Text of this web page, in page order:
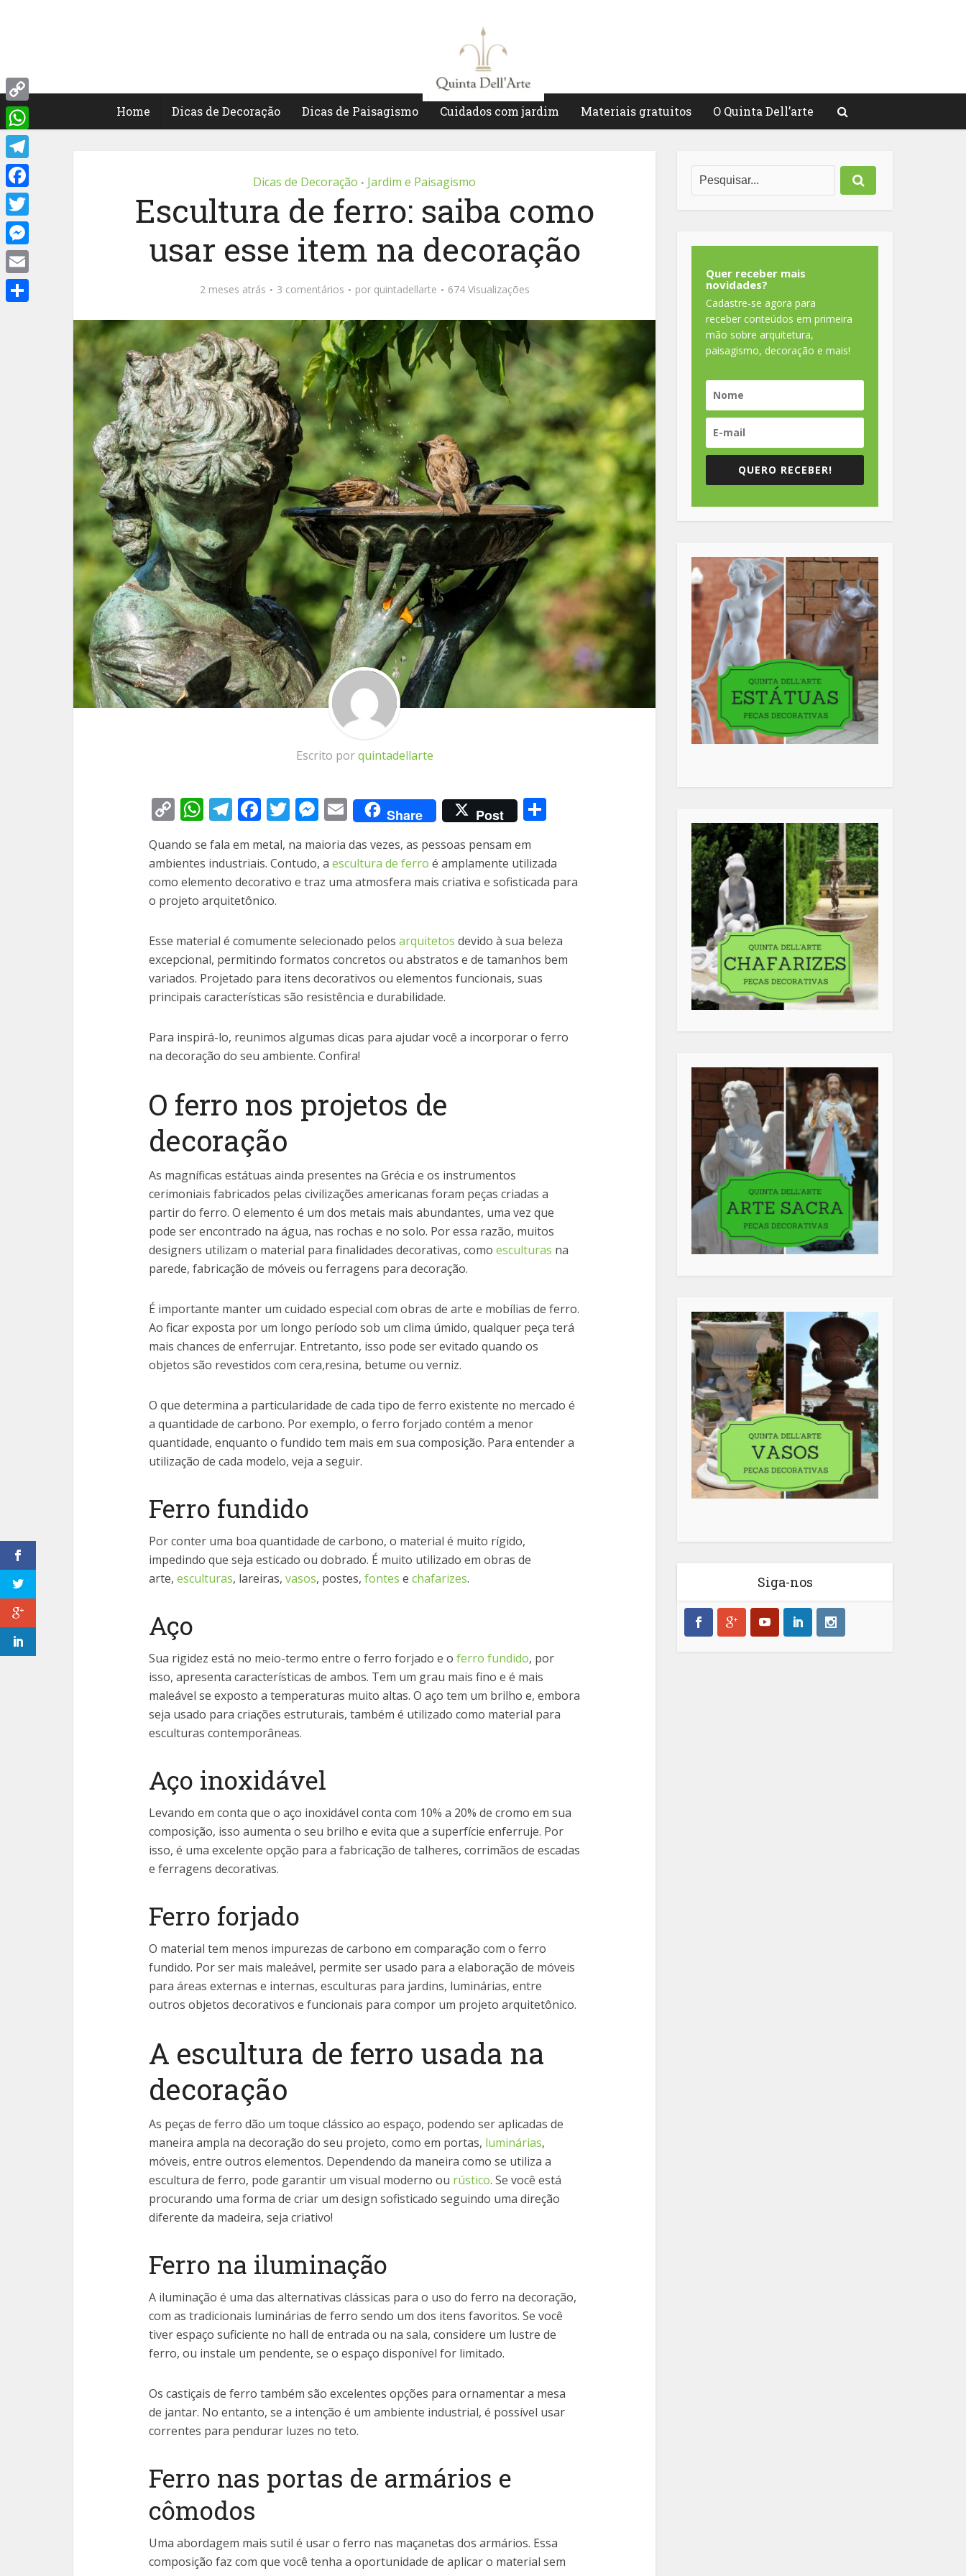
Home Dicas de Decoração Dicas de Paisagismo Cuidados com jardim Materiais gratuitos O Quinta Dell’arte
Dicas de Decoração • Jardim e Paisagismo
Escultura de ferro: saiba como
usar esse item na decoração
2 meses atrás 3 comentários por quintadellarte 674 Visualizações
Escrito porquintadellarte
Copy
Link
WhatsApp
Telegram
Facebook
Twitter
Messenger
EmailShare Post
Quando se fala em metal, na maioria das vezes, as pessoas pensam em
ambientes industriais. Contudo, a escultura de ferro é amplamente utilizada
como elemento decorativo e traz uma atmosfera mais criativa e sofisticada para
o projeto arquitetônico.
Esse material é comumente selecionado pelos arquitetos devido à sua beleza
excepcional, permitindo formatos concretos ou abstratos e de tamanhos bem
variados. Projetado para itens decorativos ou elementos funcionais, suas
principais características são resistência e durabilidade.
Para inspirá-lo, reunimos algumas dicas para ajudar você a incorporar o ferro
na decoração do seu ambiente. Confira!
O ferro nos projetos de
decoração
As magníficas estátuas ainda presentes na Grécia e os instrumentos
cerimoniais fabricados pelas civilizações americanas foram peças criadas a
partir do ferro. O elemento é um dos metais mais abundantes, uma vez que
pode ser encontrado na água, nas rochas e no solo. Por essa razão, muitos
designers utilizam o material para finalidades decorativas, como esculturas na
parede, fabricação de móveis ou ferragens para decoração.
É importante manter um cuidado especial com obras de arte e mobílias de ferro.
Ao ficar exposta por um longo período sob um clima úmido, qualquer peça terá
mais chances de enferrujar. Entretanto, isso pode ser evitado quando os
objetos são revestidos com cera,resina, betume ou verniz.
O que determina a particularidade de cada tipo de ferro existente no mercado é
a quantidade de carbono. Por exemplo, o ferro forjado contém a menor
quantidade, enquanto o fundido tem mais em sua composição. Para entender a
utilização de cada modelo, veja a seguir.
Ferro fundido
Por conter uma boa quantidade de carbono, o material é muito rígido,
impedindo que seja esticado ou dobrado. É muito utilizado em obras de
arte, esculturas, lareiras, vasos, postes, fontes e chafarizes.
Aço
Sua rigidez está no meio-termo entre o ferro forjado e o ferro fundido, por
isso, apresenta características de ambos. Tem um grau mais fino e é mais
maleável se exposto a temperaturas muito altas. O aço tem um brilho e, embora
seja usado para criações estruturais, também é utilizado como material para
esculturas contemporâneas.
Aço inoxidável
Levando em conta que o aço inoxidável conta com 10% a 20% de cromo em sua
composição, isso aumenta o seu brilho e evita que a superfície enferruje. Por
isso, é uma excelente opção para a fabricação de talheres, corrimãos de escadas
e ferragens decorativas.
Ferro forjado
O material tem menos impurezas de carbono em comparação com o ferro
fundido. Por ser mais maleável, permite ser usado para a elaboração de móveis
para áreas externas e internas, esculturas para jardins, luminárias, entre
outros objetos decorativos e funcionais para compor um projeto arquitetônico.
A escultura de ferro usada na
decoração
As peças de ferro dão um toque clássico ao espaço, podendo ser aplicadas de
maneira ampla na decoração do seu projeto, como em portas, luminárias,
móveis, entre outros elementos. Dependendo da maneira como se utiliza a
escultura de ferro, pode garantir um visual moderno ou rústico. Se você está
procurando uma forma de criar um design sofisticado seguindo uma direção
diferente da madeira, seja criativo!
Ferro na iluminação
A iluminação é uma das alternativas clássicas para o uso do ferro na decoração,
com as tradicionais luminárias de ferro sendo um dos itens favoritos. Se você
tiver espaço suficiente no hall de entrada ou na sala, considere um lustre de
ferro, ou instale um pendente, se o espaço disponível for limitado.
Os castiçais de ferro também são excelentes opções para ornamentar a mesa
de jantar. No entanto, se a intenção é um ambiente industrial, é possível usar
correntes para pendurar luzes no teto.
Ferro nas portas de armários e
cômodos
Uma abordagem mais sutil é usar o ferro nas maçanetas dos armários. Essa
composição faz com que você tenha a oportunidade de aplicar o material sem
Quer receber mais
novidades?
Cadastre-se agora para
receber conteúdos em primeira
mão sobre arquitetura,
paisagismo, decoração e mais!
QUERO RECEBER!
Siga-nos
Copy
Link
WhatsApp
Telegram
Facebook
Twitter
Messenger
Email